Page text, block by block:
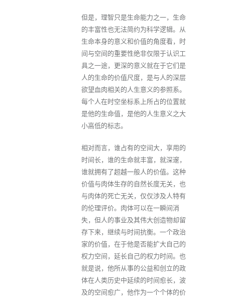
但是，理智只是生命能力之一，生命
的丰富性也无法简约为科学逻辑。从
生命本身的意义和价值的角度看，时
间与空间的重要性绝非仅限于认识工
具之一途，更深的意义就在于它们是
人的生命的价值尺度，是与人的深层
欲望血肉相关的人生意义的参照系。
每个人在时空坐标系上所占的位置就
是他的生命值，是他的人生意义之大
小高低的标志。
相对而言，谁占有的空间大，享用的
时间长，谁的生命就丰富，就深邃，
谁就拥有了超越一般人的价值。这种
价值与肉体生存的自然长度无关，也
与肉体的死亡无关，仅仅涉及人特有
的伦理评价。肉体可以在一瞬间消
失，但人的事业及其伟大创造物却留
存下来，继续与时间抗衡。一个政治
家的价值，在于他是否能扩大自己的
权力空间，延长自己的权力时间。也
就是说，他所从事的公益和创立的政
体在人类历史中延续的时间愈长，波
及的空间愈广，他作为一个个体的价